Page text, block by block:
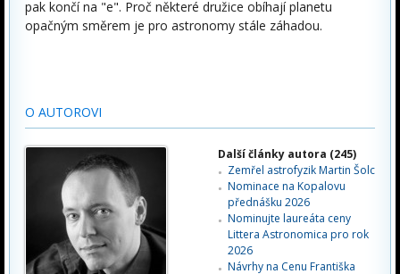
pak končí na "e". Proč některé družice obíhají planetu
opačným směrem je pro astronomy stále záhadou.
O AUTOROVI
Další články autora (245)
Zemřel astrofyzik Martin Šolc
Nominace na Kopalovu
přednášku 2026
Nominujte laureáta ceny
Littera Astronomica pro rok
2026
Návrhy na Cenu Františka